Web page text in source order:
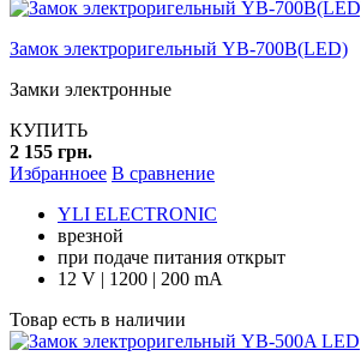
Замок электроригельный YB-700B(LED)
Замки электронные
КУПИТЬ
2 155 грн.
Избранноее В сравнение
YLI ELECTRONIC
врезной
при подаче питания открыт
12 V | 1200 | 200 mA
Товар есть в наличии